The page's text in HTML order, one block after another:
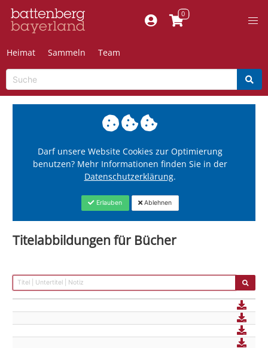
Heimat Sammeln Team
Darf unsere Website Cookies zur Optimierung
benutzen? Mehr Informationen finden Sie in der
Datenschutzerklärung.
Erlauben Ablehnen
Titelabbildungen für Bücher